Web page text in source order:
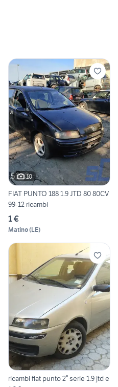
10
FIAT PUNTO 188 1.9 JTD 80 80CV
99-12 ricambi
1 €
Matino(LE)
ricambi fiat punto 2° serie 1.9 jtd e